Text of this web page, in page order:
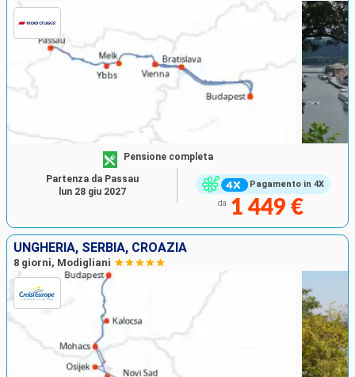
Pagamento in 4X
Pensione completa
da 1 449 €
Partenza da Passau
lun 28 giu 2027
UNGHERIA, SERBIA, CROAZIA
8 giorni, Modigliani